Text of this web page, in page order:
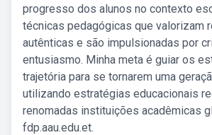
progresso dos alunos no contexto
técnicas pedagógicas que valorizam
autênticas e são impulsionadas por
entusiasmo. Minha meta é guiar os
trajetória para se tornarem uma
utilizando estratégias educacionais
renomadas instituições acadêmicas
fdp.aau.edu.et.